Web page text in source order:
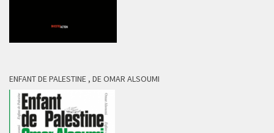
ENFANT DE PALESTINE , DE OMAR ALSOUMI